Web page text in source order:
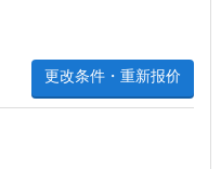
更改条件・重新报价